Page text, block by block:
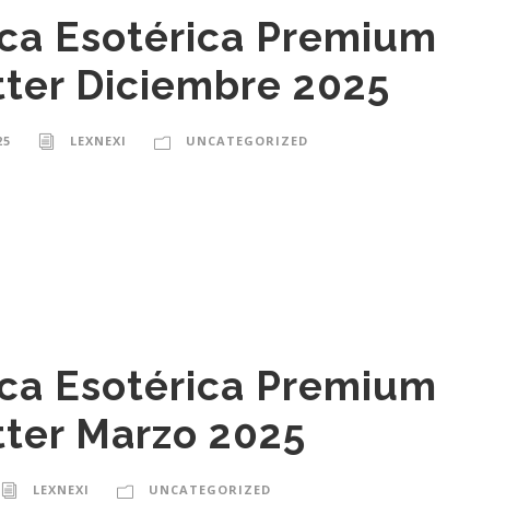
Esotérica Premium
Diciembre 2025
LEXNEXI UNCATEGORIZED
Esotérica Premium
Marzo 2025
LEXNEXI UNCATEGORIZED